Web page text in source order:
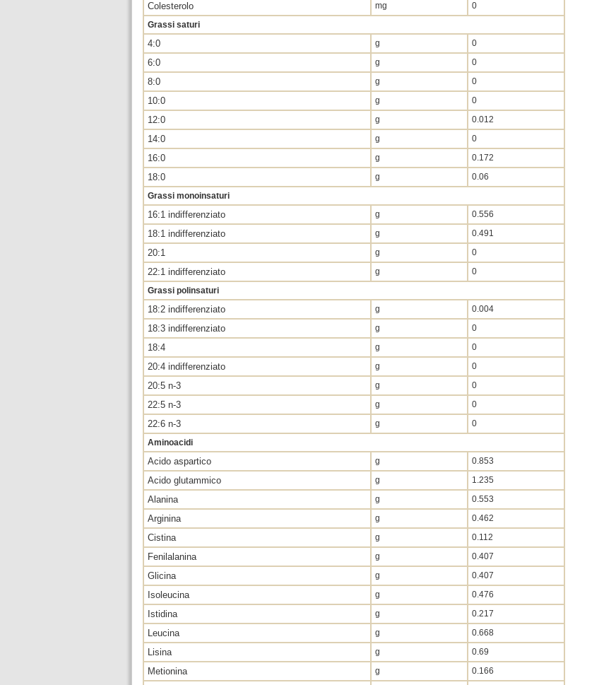
Colesterolo mg
0
Grassi saturi
4:0 g 0
6:0 g 0
8:0 g 0
10:0 g 0
12:0 g 0.012
14:0 g 0
16:0 g 0.172
18:0 g
0.06
Grassi monoinsaturi
16:1 indifferenziato g 0.556
18:1 indifferenziato g 0.491
20:1 g 0
22:1 indifferenziato g
0
Grassi polinsaturi
18:2 indifferenziato g 0.004
18:3 indifferenziato g 0
18:4 g 0
20:4 indifferenziato g 0
20:5 n-3 g 0
22:5 n-3 g 0
22:6 n-3 g
0
Aminoacidi
Acido aspartico g 0.853
Acido glutammico g 1.235
Alanina g 0.553
Arginina g 0.462
Cistina g 0.112
Fenilalanina g 0.407
Glicina g 0.407
Isoleucina g 0.476
Istidina g 0.217
Leucina g 0.668
Lisina g 0.69
Metionina g 0.166